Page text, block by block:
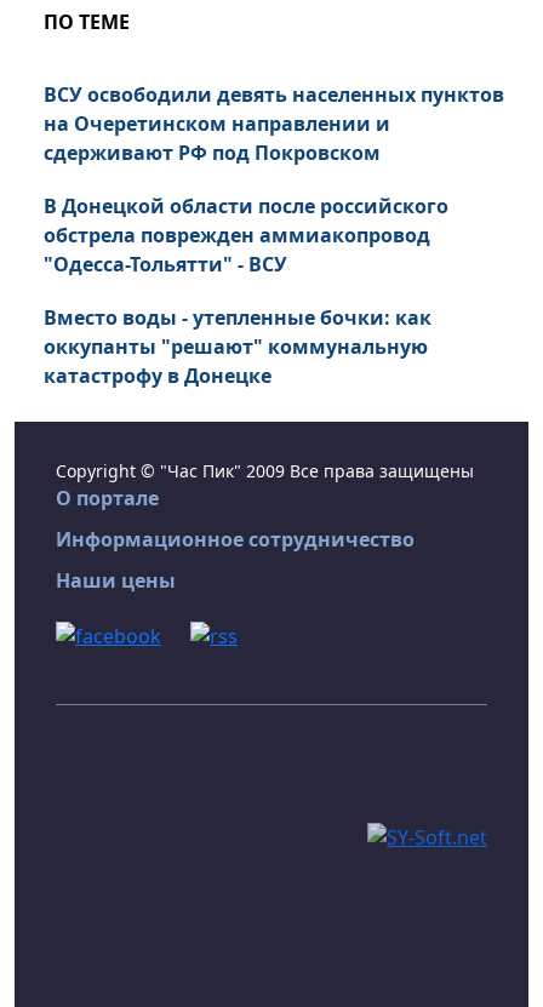
ПО ТЕМЕ
ВСУ освободили девять населенных пунктов
на Очеретинском направлении и
сдерживают РФ под Покровском
В Донецкой области после российского
обстрела поврежден аммиакопровод
"Одесса-Тольятти" - ВСУ
Вместо воды - утепленные бочки: как
оккупанты "решают" коммунальную
катастрофу в Донецке
Copyright © "Час Пик" 2009 Все права защищены
О портале
Информационное сотрудничество
Наши цены